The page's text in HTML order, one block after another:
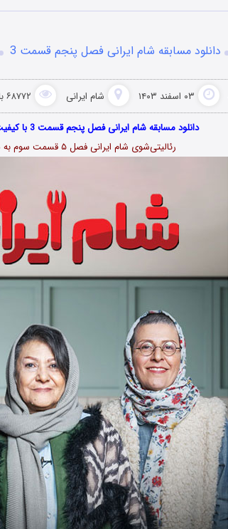
دانلود مسابقه شام ایرانی فصل پنجم قسمت 3
۰۳ اسفند ۱۴۰۳ شام ایرانی ۶۸۷۷۲ بازدید
دانلود مسابقه شام ایرانی فصل پنجم قسمت 3 با کیفیت 1080p Full HD BluRay
رئالیتی‌شوی شام ایرانی فصل ۵ قسمت سوم به میزبانی لادن ژاوه‌وند